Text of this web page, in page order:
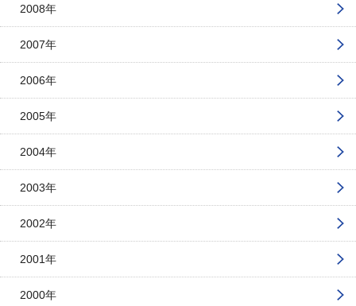
2008年
2007年
2006年
2005年
2004年
2003年
2002年
2001年
2000年